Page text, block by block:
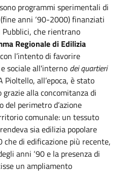
programmi sperimentali di
anni ‘90-2000) finanziati
che rientrano
Regionale di Edilizia
con l’intento di favorire
sociale all'interno dei quartieri
all’epoca, è stato
alla concomitanza di
perimetro d’azione
comunale: un tessuto
sia edilizia popolare
che di edificazione più recente,
anni ‘90 e la presenza di
un ampliamento